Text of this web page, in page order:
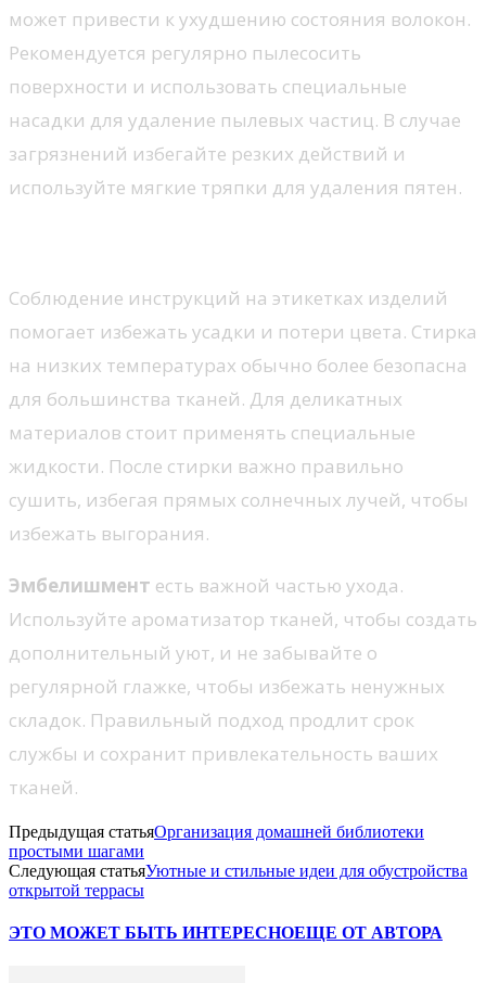
может привести к ухудшению состояния волокон.
Рекомендуется регулярно пылесосить
поверхности и использовать специальные
насадки для удаление пылевых частиц. В случае
загрязнений избегайте резких действий и
используйте мягкие тряпки для удаления пятен.
Соблюдение инструкций на этикетках изделий
помогает избежать усадки и потери цвета. Стирка
на низких температурах обычно более безопасна
для большинства тканей. Для деликатных
материалов стоит применять специальные
жидкости. После стирки важно правильно
сушить, избегая прямых солнечных лучей, чтобы
избежать выгорания.
Эмбелишмент есть важной частью ухода.
Используйте ароматизатор тканей, чтобы создать
дополнительный уют, и не забывайте о
регулярной глажке, чтобы избежать ненужных
складок. Правильный подход продлит срок
службы и сохранит привлекательность ваших
тканей.
Предыдущая статьяОрганизация домашней библиотеки
простыми шагами
Следующая статьяУютные и стильные идеи для обустройства
открытой террасы
ЭТО МОЖЕТ БЫТЬ ИНТЕРЕСНОЕЩЕ ОТ АВТОРА